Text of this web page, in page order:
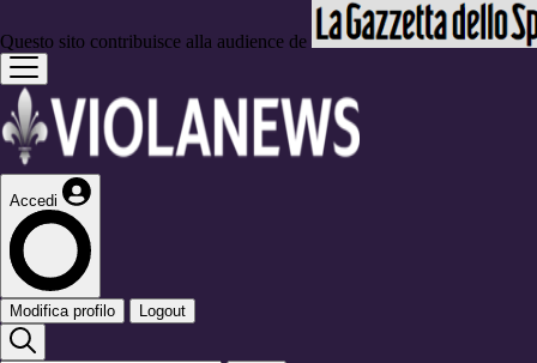
Questo sito contribuisce alla audience de
Accedi
Modifica profilo Logout